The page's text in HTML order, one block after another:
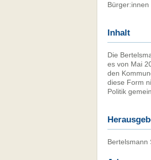
Inhalt
Die
es von Mai
den
diese Form
Politik
Bertelsmann